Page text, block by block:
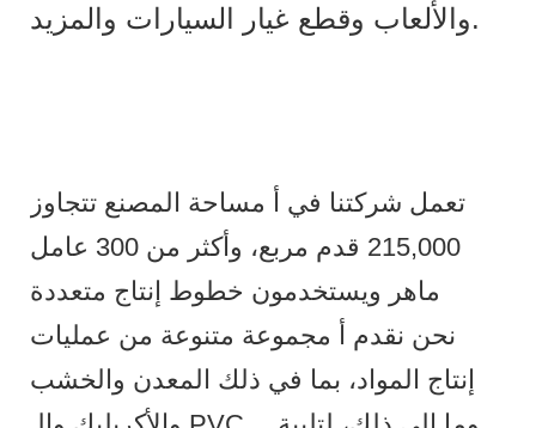
والألعاب وقطع غيار السيارات والمزيد.
تعمل شركتنا في أ مساحة المصنع تتجاوز
215,000 قدم مربع، وأكثر من 300 عامل
نحن نقدم أ مجموعة متنوعة من عمليات
إنتاج المواد، بما في ذلك المعدن والخشب